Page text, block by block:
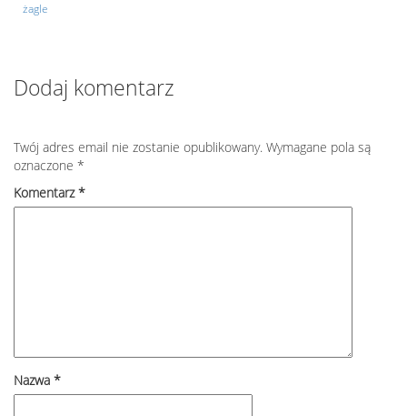
żagle
Dodaj komentarz
Twój adres email nie zostanie opublikowany. Wymagane pola są
oznaczone *
Komentarz*
Nazwa *